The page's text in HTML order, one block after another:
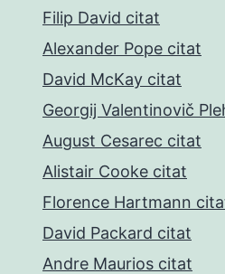
Filip David citat
Alexander Pope citat
David McKay citat
Georgij Valentinovič
August Cesarec citat
Alistair Cooke citat
Florence Hartmann
David Packard citat
Andre Maurios citat